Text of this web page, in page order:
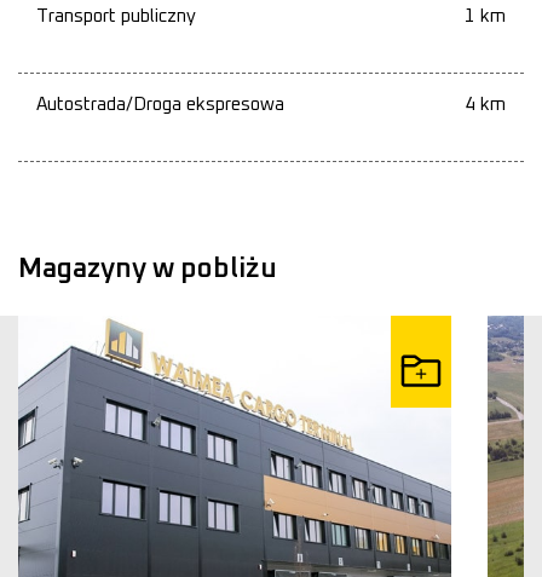
Transport publiczny 1 km
Autostrada/Droga ekspresowa 4 km
Magazyny w pobliżu